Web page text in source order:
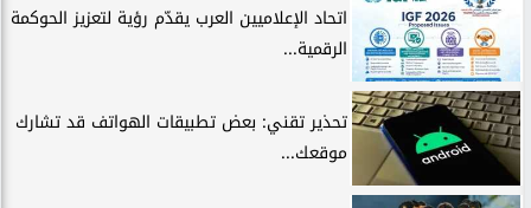
اتحاد الإعلاميين العرب يقدّم رؤية لتعزيز الحوكمة
الرقمية...
تحذير تقني: بعض تطبيقات الهواتف قد تشارك
موقعك...